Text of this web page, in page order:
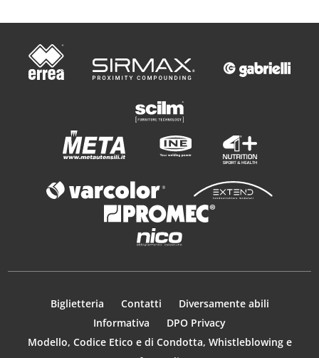
Biglietteria Contatti
Diversamente abili
Informativa
DPO Privacy
Modello, Codice Etico e di Condotta, Whistleblowing e